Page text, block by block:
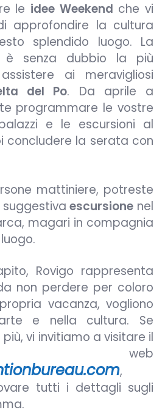
le idee Weekend che vi
approfondire la cultura
splendido luogo. La
è senza dubbio la più
ai meravigliosi
del Po. Da aprile a
programmare le vostre
e le escursioni al
concludere la serata con
mattiniere, potreste
suggestivaescursione nel
magari in compagnia
Rovigo rappresenta
non perdere per coloro
vacanza, vogliono
e nella cultura. Se
vi invitiamo a visitare il
web
,
tutti i dettagli sugli